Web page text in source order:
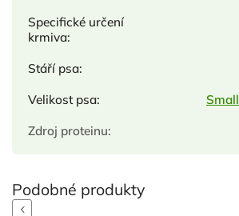
Specifické určení
krmiva:
Stáří psa:
Velikost psa: Small
Zdroj proteinu:
Previous